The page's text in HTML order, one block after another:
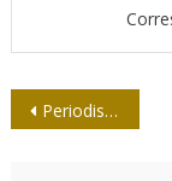
Periodistas en congreso: ni catarsis, ni apología